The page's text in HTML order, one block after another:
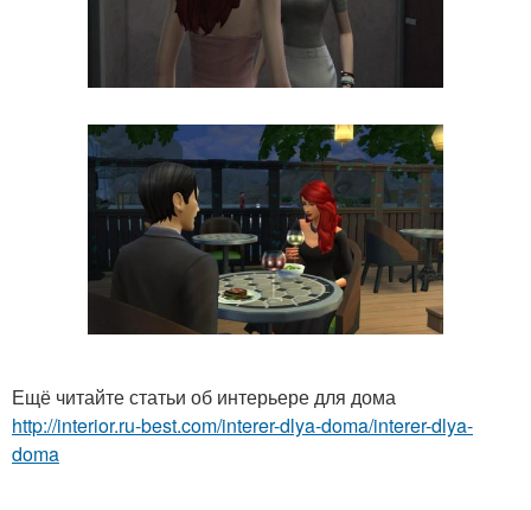
Ещё читайте статьи об интерьере для дома
http://interior.ru-best.com/interer-dlya-doma/interer-dlya-
doma